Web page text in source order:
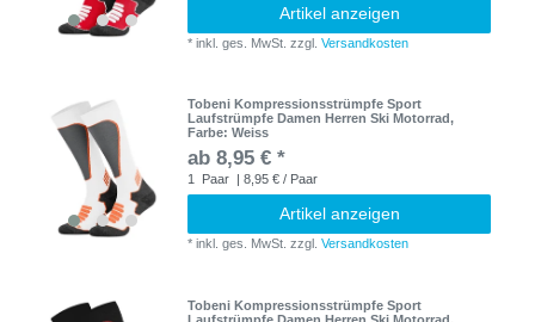
Artikel anzeigen
*inkl. ges. MwSt. zzgl.Versandkosten
Tobeni Kompressionsstrümpfe Sport
Laufstrümpfe Damen Herren Ski Motorrad,
Farbe: Weiss
ab 8,95 € *
1 Paar | 8,95 € / Paar
Artikel anzeigen
*inkl. ges. MwSt. zzgl.Versandkosten
Tobeni Kompressionsstrümpfe Sport